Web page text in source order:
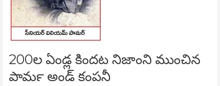
200ల ఏండ్ల కిందట నిజాంని ముంచిన
పామర్‍ అండ్‍ కంపనీ